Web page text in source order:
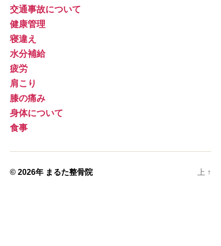
交通事故について
健康管理
寝違え
水分補給
疲労
肩こり
膝の痛み
身体について
食事
© 2026年 まるた整骨院 上 ↑